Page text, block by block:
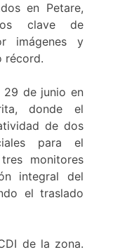
en Petare,
clave de
imágenes y
récord.
29 de junio en
donde el
de dos
para el
monitores
integral del
el traslado
de la zona.